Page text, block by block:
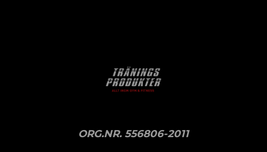
ORG.NR. 556806-2011